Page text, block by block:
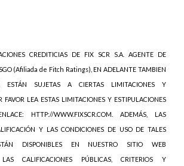
CREDITICIAS DE FIX SCR S.A. AGENTE DE
(Afiliada de Fitch Ratings), EN ADELANTE TAMBIEN
ESTÁN SUJETAS A CIERTAS LIMITACIONES Y
FAVOR LEA ESTAS LIMITACIONES Y ESTIPULACIONES
HTTP://WWW.FIXSCR.COM. ADEMÁS, LAS
Y LAS CONDICIONES DE USO DE TALES
DISPONIBLES EN NUESTRO SITIO WEB
LAS CALIFICACIONES PÚBLICAS, CRITERIOS Y